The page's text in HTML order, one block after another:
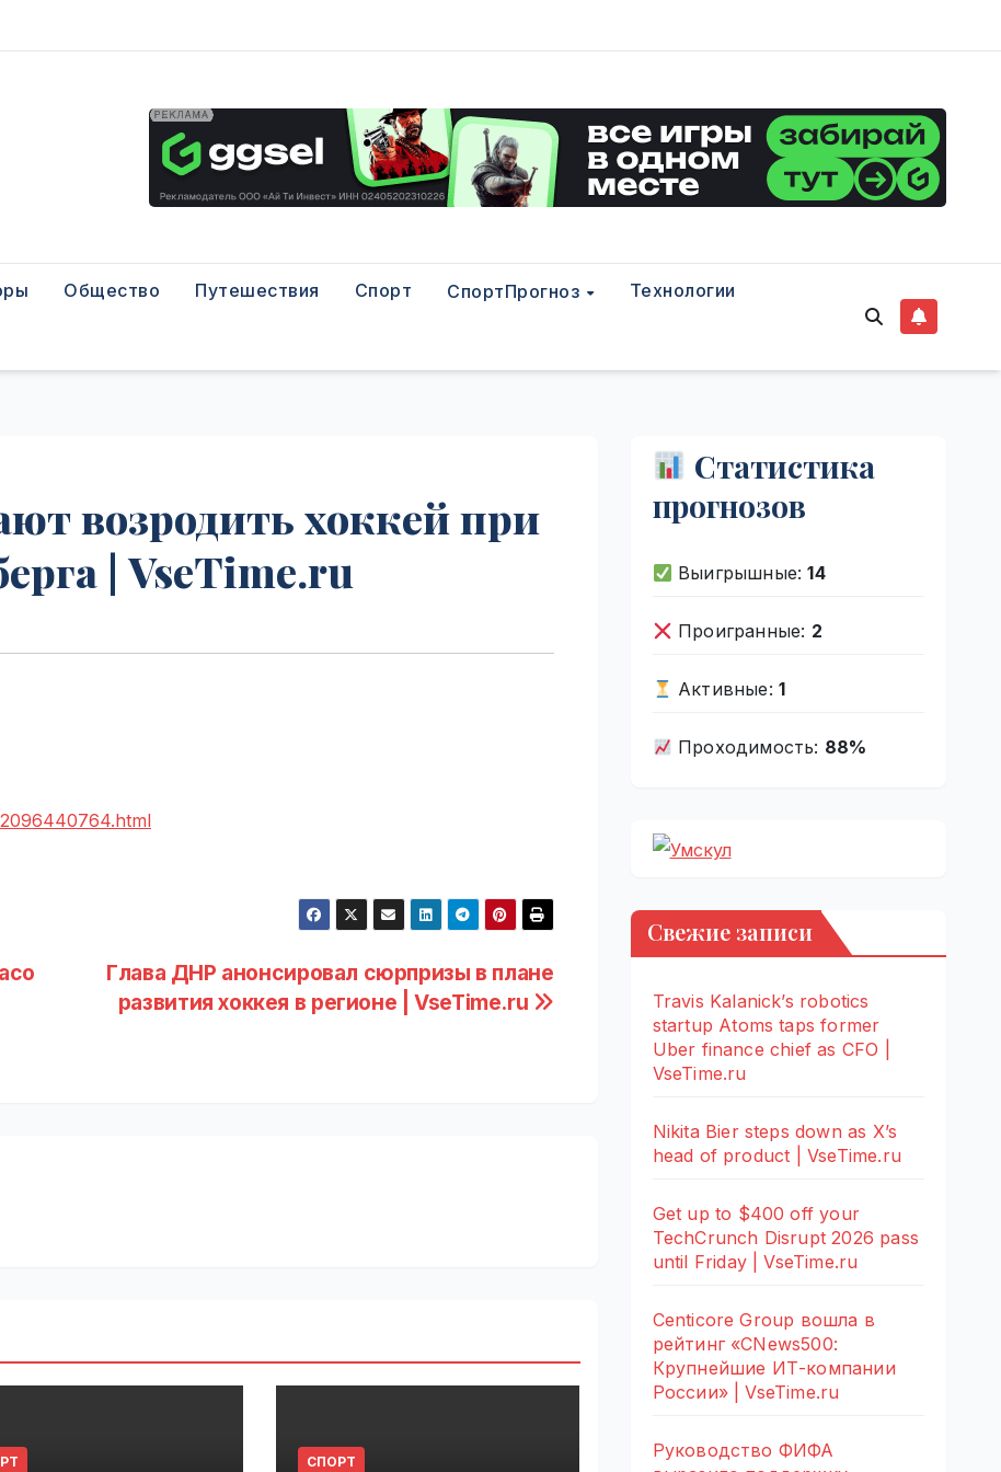
Общество Путешествия Спорт СпортПрогноз Технологии
возродить хоккей при
| VseTime.ru
Глава ДНР анонсировал сюрпризы в плане
развития хоккея в регионе | VseTime.ru
СПОРТ
Статистика
прогнозов
Выигрышные:14
Проигранные: 2
Активные: 1
Проходимость: 88%
Свежие записи
Travis Kalanick’s robotics
startup Atoms taps former
Uber finance chief as CFO |
VseTime.ru
Nikita Bier steps down as X’s
head of product | VseTime.ru
Get up to $400 off your
TechCrunch Disrupt 2026 pass
until Friday | VseTime.ru
Centicore Group вошла в
рейтинг «CNews500:
Крупнейшие ИТ-компании
России» | VseTime.ru
Руководство ФИФА